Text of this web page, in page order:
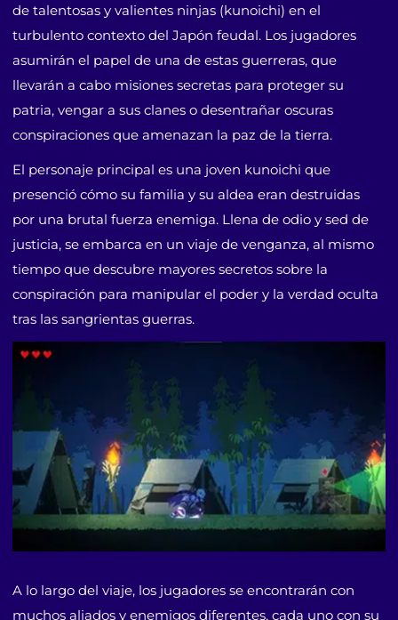
de talentosas y valientes ninjas (kunoichi) en el
turbulento contexto del Japón feudal. Los jugadores
asumirán el papel de una de estas guerreras, que
llevarán a cabo misiones secretas para proteger su
patria, vengar a sus clanes o desentrañar oscuras
conspiraciones que amenazan la paz de la tierra.
El personaje principal es una joven kunoichi que
presenció cómo su familia y su aldea eran destruidas
por una brutal fuerza enemiga. Llena de odio y sed de
justicia, se embarca en un viaje de venganza, al mismo
tiempo que descubre mayores secretos sobre la
conspiración para manipular el poder y la verdad oculta
tras las sangrientas guerras.
A lo largo del viaje, los jugadores se encontrarán con
muchos aliados y enemigos diferentes, cada uno con su